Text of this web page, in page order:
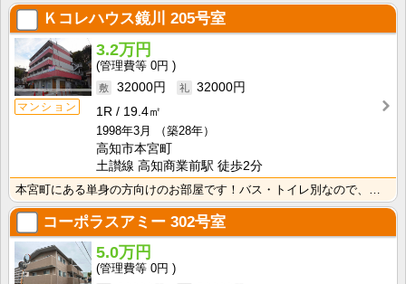
Ｋコレハウス鏡川 205号室
マンション
3.2万円
0円
32000円
32000円
1R
19.4㎡
1998年3月
（築28年）
高知市本宮町
土讃線 高知商業前駅 徒歩2分
コーポラスアミー 302号室
5.0万円
0円